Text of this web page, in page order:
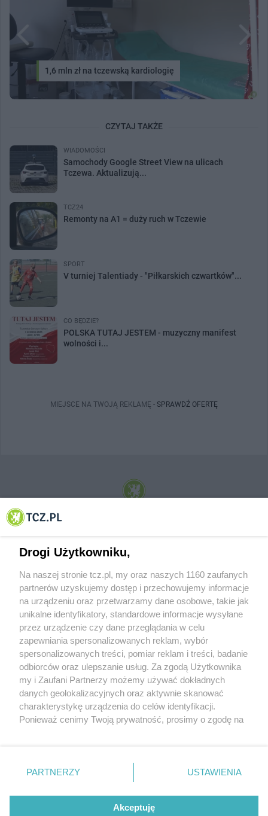
1,6 mln zł na tczewską kardiologię
CZYTAJ TAKŻE
WIADOMOŚCI
Samochody Google Street View na ulicach
Tczewa. Aktualizują...
TCZ24
Remonty na A1 = duży ruch w Tczewie
SPORT
V turniej Talentiady - "Piłkarskich czwartków"...
CO BĘDZIE?
POLSKA TUTAJ JESTEM - muzyczny manifest
wolności i...
MIEJSCE NA TWOJĄ REKLAMĘ - SPRAWDŹ OFERTĘ
© 2001-2026 Tczew - TCZ.PL Sp. z o.o. Internetowy Serwis Informacyjny Miasta
O FIRMIE POLITYKA PRYWATNOŚCI HOSTING
REKLAMA WSPÓŁPRACA RSS FACEBOOK KONTAKT
Nasze serwisy
Aktualności
Tcz24
Historia miasta
Muzyka i kultura
Archiwum wydarzeń
Zdjęcia miasta
Drogi Użytkowniku,
Na naszej stronie tcz.pl, my oraz naszych 1160 zaufanych
partnerów uzyskujemy dostęp i przechowujemy informacje
na urządzeniu oraz przetwarzamy dane osobowe, takie jak
unikalne identyfikatory, standardowe informacje wysyłane
przez urządzenie czy dane przeglądania w celu
zapewniania spersonalizowanych reklam, wybór
spersonalizowanych treści, pomiar reklam i treści, badanie
odbiorców oraz ulepszanie usług. Za zgodą Użytkownika
my i Zaufani Partnerzy możemy używać dokładnych
danych geolokalizacyjnych oraz aktywnie skanować
charakterystykę urządzenia do celów identyfikacji.
Ponieważ cenimy Twoją prywatność, prosimy o zgodę na
znajdujący się w lewym dolnym rogu strony
. Niektóre
przetwarzaniu. Preferencje będą miały zastosowania tylko
PARTNERZY USTAWIENIA
Akceptuję